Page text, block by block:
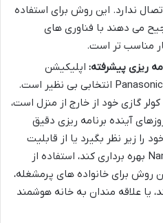
ندارد. این روش برای استفاده
می دهند با فناوری های
مناسب تر است.
ریزی پیشرفته: اپلیکیشن
هوشمند Panasonic Comfort Cloud انتخابی بی نظیر است.
گازی خود از خارج از منزل است،
آینده برنامه ریزی دقیق
را زیر نظر بگیرد یا از قابلیت
های پیشرفته مانند Nanoe-G بهره برداری کند، استفاده از
روش برای خانواده های پرمشغله،
یا علاقه مندان به خانه هوشمند